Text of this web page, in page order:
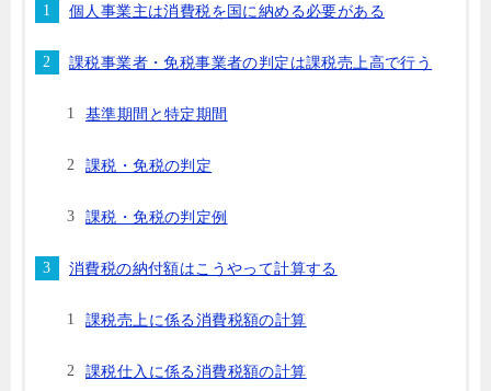
個人事業主は消費税を国に納める必要がある
課税事業者・免税事業者の判定は課税売上高で行う
基準期間と特定期間
課税・免税の判定
課税・免税の判定例
消費税の納付額はこうやって計算する
課税売上に係る消費税額の計算
課税仕入に係る消費税額の計算